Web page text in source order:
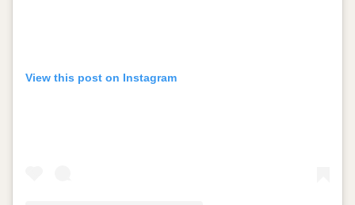
View this post on Instagram